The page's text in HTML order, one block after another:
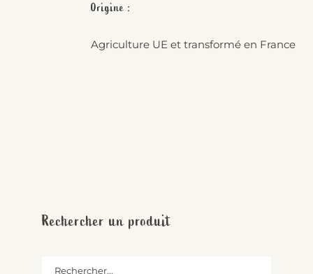
Origine :
Agriculture UE et transformé en France
Rechercher un produit